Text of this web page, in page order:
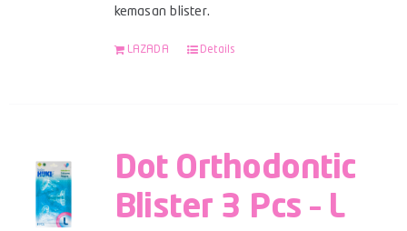
kemasan blister.
LAZADA Details
Dot Orthodontic
Blister 3 Pcs – L